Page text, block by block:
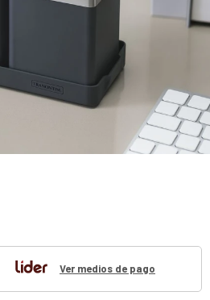
Ver medios de pago